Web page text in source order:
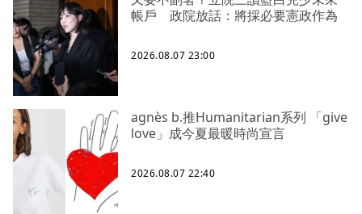
帳戶 政院放話：將採必要憲政作為
2026.08.07 23:00
agnès b.推Humanitarian系列 「give
love」成今夏最暖時尚宣言
2026.08.07 22:40